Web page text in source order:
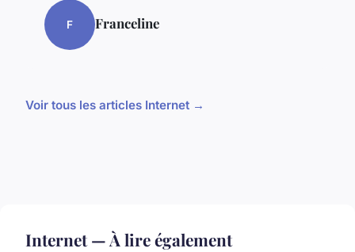
F Franceline
Voir tous les articles Internet →
Internet — À lire également